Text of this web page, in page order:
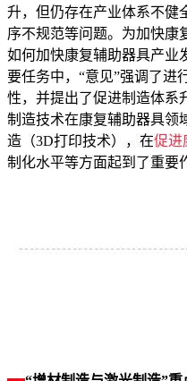
升，但仍存在产业体系不健
序不规范等问题。为加快康
如何加快康复辅助器具产业
要任务中，“意见”强调了进
性，并提出了促进制造体系
制造技术在康复辅助器具领
造（3D打印技术），在促进
制化水平等方面起到了重要